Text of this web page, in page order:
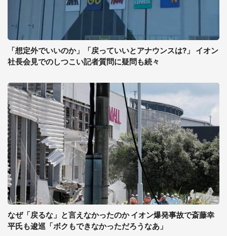
「想定外でいいのか」「戻っていいとアナウンスは?」 イオン
社長会見でのしつこい記者質問に疑問も続々
なぜ「戻るな」と言えなかったのか イオン爆発事故で斎藤幸
平氏も逡巡「ボクもできなかっただろうなあ」